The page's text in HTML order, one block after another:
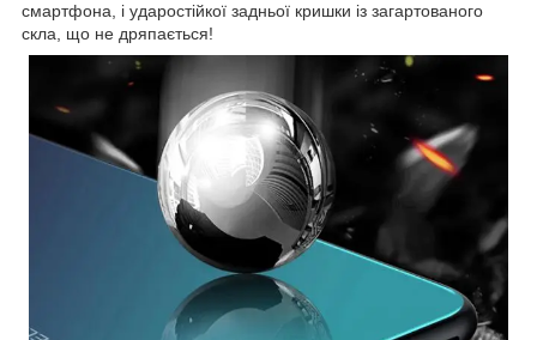
смартфона, і ударостійкої задньої кришки із загартованого
скла, що не дряпається!